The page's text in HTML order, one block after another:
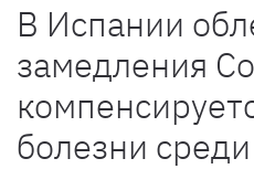
В Испании
замедления
болезни